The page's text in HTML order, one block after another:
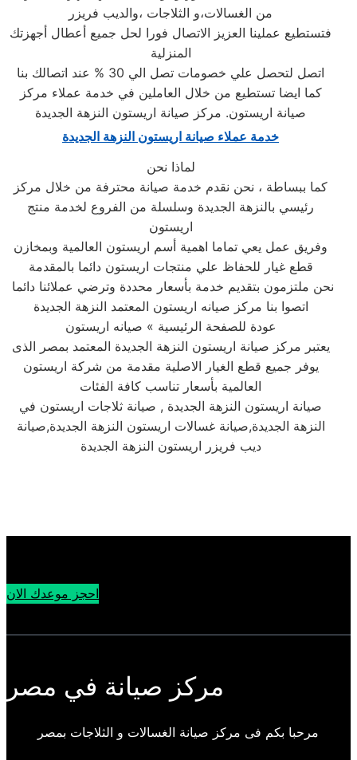
من الغسالات،و الثلاجات ،والديب فريزر
فتستطيع عملينا العزيز الاتصال فورا لحل جميع أعطال أجهزتك
المنزلية
اتصل لتحصل علي خصومات تصل الي 30 % عند اتصالك بنا
كما ايضا تستطيع من خلال العاملين في خدمة عملاء مركز
صيانة اريستون. مركز صيانة اريستون النزهة الجديدة
خدمة عملاء صيانة اريستون النزهة الجديدة
لماذا نحن
كما ببساطة ، نحن نقدم خدمة صيانة محترفة من خلال مركز
رئيسي بالنزهة الجديدة وسلسلة من الفروع لخدمة منتج
اريستون
وفريق عمل يعي تماما اهمية أسم اريستون العالمية وبمخازن
قطع غيار للحفاظ علي منتجات اريستون دائما بالمقدمة
اتصوا بنا مركز صيانه اريستون المعتمد النزهة الجديدة
عودة للصفحة الرئيسية » صيانه اريستون
يعتبر مركز صيانة اريستون النزهة الجديدة المعتمد بمصر الذى
يوفر جميع قطع الغيار الاصلية مقدمة من شركة اريستون
العالمية بأسعار تناسب كافة الفئات
صيانة اريستون النزهة الجديدة , صيانة ثلاجات اريستون في
النزهة الجديدة,صيانة غسالات اريستون النزهة الجديدة,صيانة
ديب فريزر اريستون النزهة الجديدة
احجز موعدك الان
مركز صيانة في مصر
مرحبا بكم فى مركز صيانة الغسالات و الثلاجات بمصر